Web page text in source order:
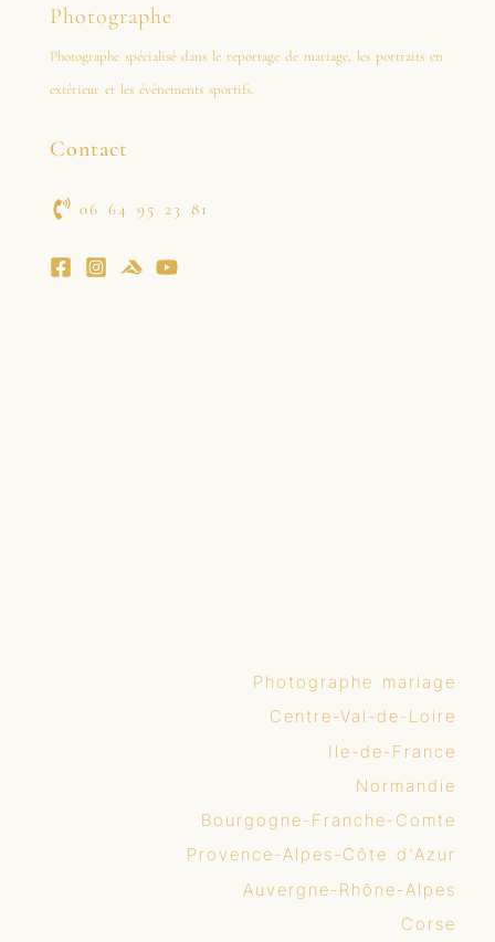
Photographe
Photographe spécialisé dans le reportage de mariage, les portraits en
extérieur et les évènements sportifs.
Contact
06 64 95 23 81
Photographe mariage
Centre-Val-de-Loire
Ile-de-France
Normandie
Bourgogne-Franche-Comte
Provence-Alpes-Côte d'Azur
Auvergne-Rhône-Alpes
Corse